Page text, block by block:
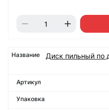
Диск пильный по